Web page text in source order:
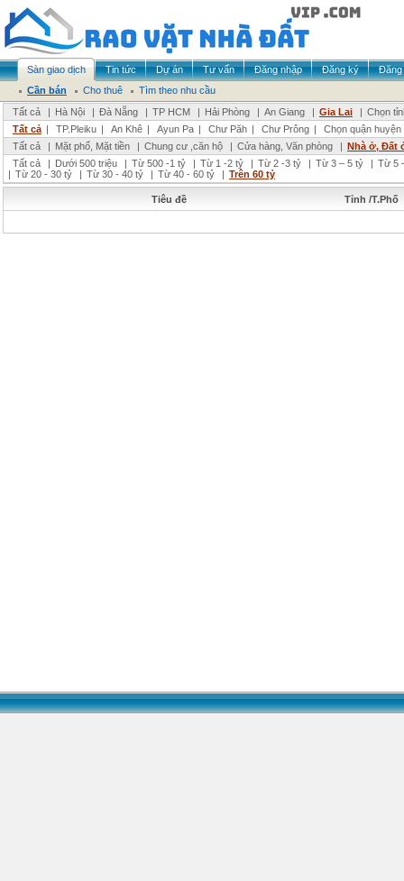
Sàn giao dịch Tin tức Dự án Tư vấn Đăng nhập Đăng ký
Đăng
Cần bán
Cho thuê
Tìm theo nhu cầu
Tất cả
| Hà Nội | Đà Nẵng | TP HCM | Hải Phòng | An Giang | Gia Lai | Chọn
Tất cả | TP.Pleiku | An Khê | Ayun Pa | Chư Păh | Chư Prông |
Chọn quận huyện
Tất cả
| Mặt phố, Mặt tiền | Chung cư ,căn hộ | Cửa hàng, Văn phòng | Nhà ở, Đất
Tất cả
| Dưới 500 triệu | Từ 500 -1 tỷ | Từ 1 -2 tỷ | Từ 2 -3 tỷ | Từ 3 – 5 tỷ | Từ 5
| Từ 20 - 30 tỷ | Từ 30 - 40 tỷ | Từ 40 - 60 tỷ | Trên 60 tỷ
Tiêu đề Tỉnh /T.Phố